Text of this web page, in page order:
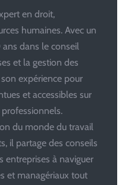
en droit,
humaines. Avec un
ans dans le conseil
et la gestion des
expérience pour
et accessibles sur
du monde du travail
il partage des conseils
entreprises à naviguer
et managériaux tout